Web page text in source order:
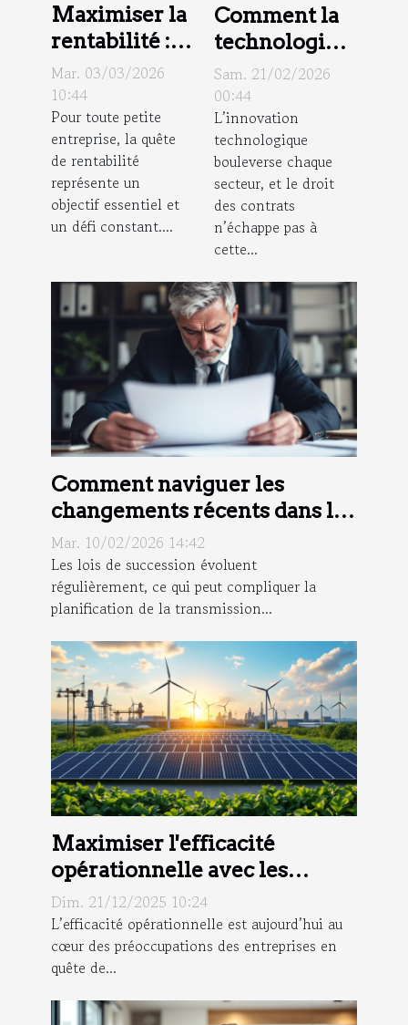
Maximiser la
rentabilité :
stratégies
pour petites
entreprises
Mar. 03/03/2026
10:44
Pour toute petite
entreprise, la quête
de rentabilité
représente un
objectif essentiel et
un défi constant....
Comment la
technologie
blockchain
révolutionne-
t-elle le droit
des contrats ?
Sam. 21/02/2026
00:44
L’innovation
technologique
bouleverse chaque
secteur, et le droit
des contrats
n’échappe pas à
cette...
Comment naviguer les
changements récents dans les
lois de succession ?
Mar. 10/02/2026 14:42
Les lois de succession évoluent
régulièrement, ce qui peut compliquer la
planification de la transmission...
Maximiser l'efficacité
opérationnelle avec les
technologies vertes ?
Dim. 21/12/2025 10:24
L’efficacité opérationnelle est aujourd’hui au
cœur des préoccupations des entreprises en
quête de...